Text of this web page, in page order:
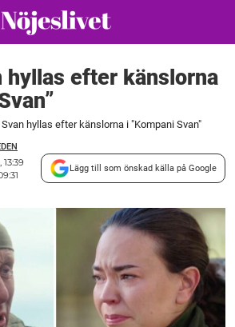
hyllas efter känslorna
hyllas efter känslorna i "Kompani Svan"
13:39
Lägg till som önskad källa på Google